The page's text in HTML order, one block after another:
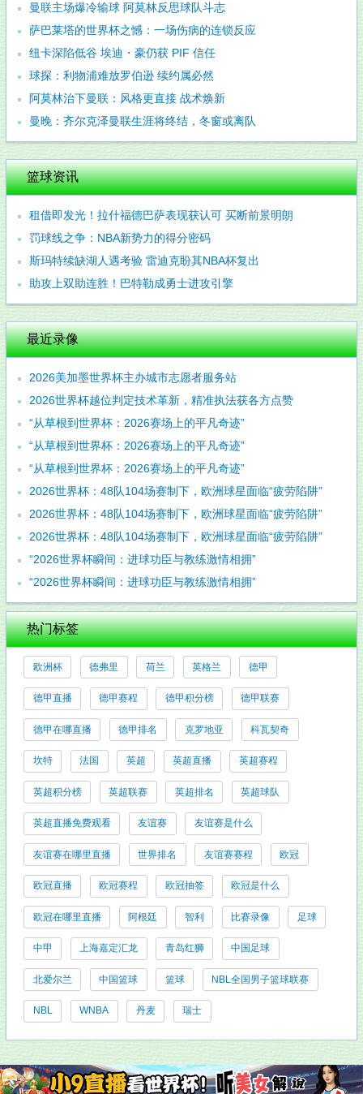
曼联主场爆冷输球 阿莫林反思球队斗志
萨巴莱塔的世界杯之憾：一场伤病的连锁反应
纽卡深陷低谷 埃迪・豪仍获 PIF 信任
球探：利物浦难放罗伯逊 续约属必然
阿莫林治下曼联：风格更直接 战术焕新
曼晚：齐尔克泽曼联生涯将终结，冬窗或离队
篮球资讯
租借即发光！拉什福德巴萨表现获认可 买断前景明朗
罚球线之争：NBA新势力的得分密码
斯玛特续缺湖人遇考验 雷迪克盼其NBA杯复出
助攻上双助连胜！巴特勒成勇士进攻引擎
最近录像
2026美加墨世界杯主办城市志愿者服务站
2026世界杯越位判定技术革新，精准执法获各方点赞
“从草根到世界杯：2026赛场上的平凡奇迹”
“从草根到世界杯：2026赛场上的平凡奇迹”
“从草根到世界杯：2026赛场上的平凡奇迹”
2026世界杯：48队104场赛制下，欧洲球星面临“疲劳陷阱”
2026世界杯：48队104场赛制下，欧洲球星面临“疲劳陷阱”
2026世界杯：48队104场赛制下，欧洲球星面临“疲劳陷阱”
“2026世界杯瞬间：进球功臣与教练激情相拥”
“2026世界杯瞬间：进球功臣与教练激情相拥”
热门标签
欧洲杯 德弗里 荷兰 英格兰 德甲
德甲直播 德甲赛程 德甲积分榜 德甲联赛
德甲在哪直播 德甲排名 克罗地亚 科瓦契奇
坎特 法国 英超 英超直播 英超赛程
英超积分榜 英超联赛 英超排名 英超球队
英超直播免费观看 友谊赛 友谊赛是什么
友谊赛在哪里直播 世界排名 友谊赛赛程 欧冠
欧冠直播 欧冠赛程 欧冠抽签 欧冠是什么
欧冠在哪里直播 阿根廷 智利 比赛录像 足球
中甲 上海嘉定汇龙 青岛红狮 中国足球
北爱尔兰 中国篮球 篮球 NBL全国男子篮球联赛
NBL WNBA 丹麦 瑞士
友情链接: